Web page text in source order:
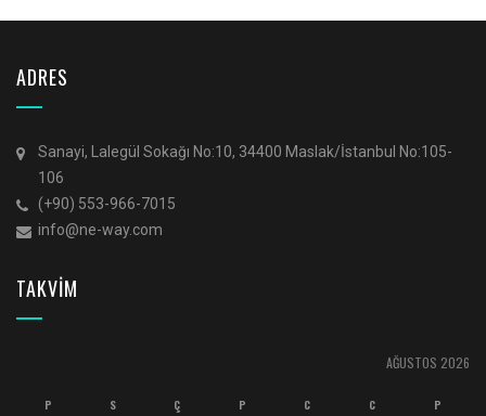
ADRES
Sanayi, Lalegül Sokağı No:10, 34400 Maslak/İstanbul No:105-
106
(+90) 553-966-7015
info@ne-way.com
TAKVİM
AĞUSTOS 2026
P S Ç P C C P